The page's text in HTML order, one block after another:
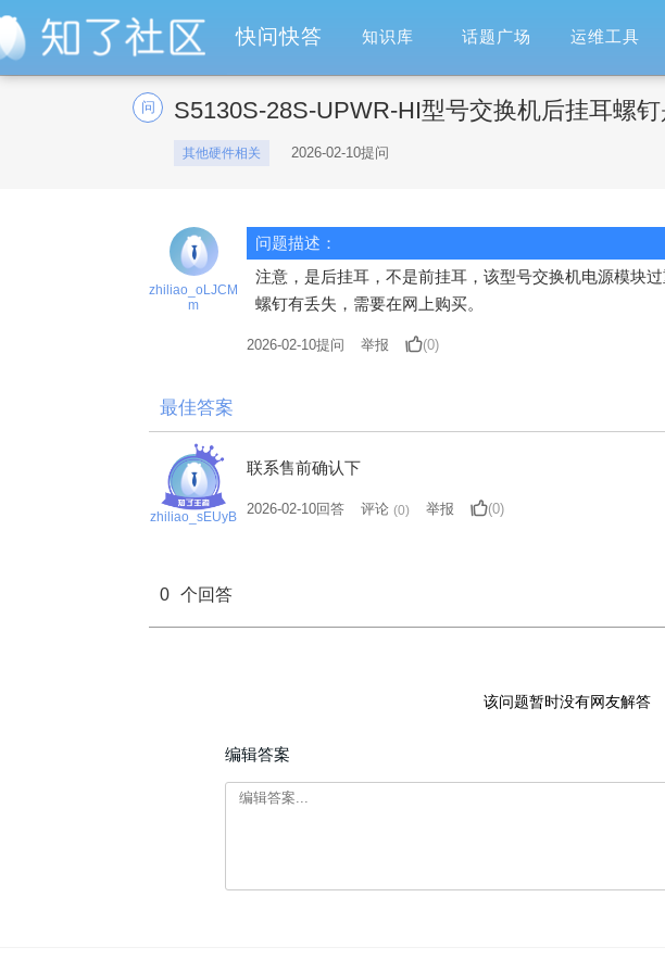
快问快答 知识库 话题广场 运维工具
问 S5130S-28S-UPWR-HI型号交换机后挂耳螺钉
其他硬件相关 2026-02-10提问
zhiliao_oLJCM
m
问题描述：
注意，是后挂耳，不是前挂耳，该型号交换机电源模块
螺钉有丢失，需要在网上购买。
2026-02-10提问 举报 (0)
最佳答案
zhiliao_sEUyB
联系售前确认下
2026-02-10回答 评论 (0) 举报 (0)
0 个回答
该问题暂时没有网友解答
编辑答案